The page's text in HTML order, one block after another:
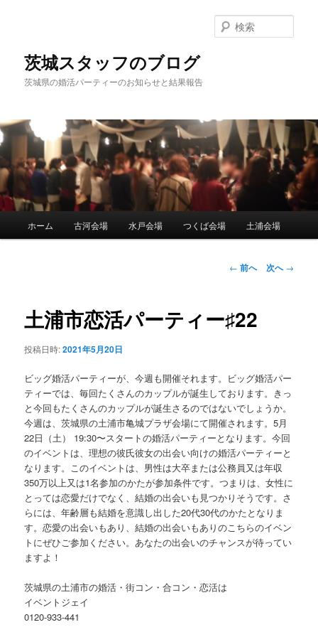
茨城スタッフのブログ
茨城県の婚活パーティーのお知らせと結果報告
索
メ
コ
ン
テ
ン
ツ
へ
移
動
ホーム 古河会場 水戸会場 つくば会場 土浦会場
投
ビ
ゲ
ン
← 前へ 次へ→
土浦市恋活パーティー♯22
投稿日時:2021年5月20日
ビッグ婚活パーティーが、今週も開催それます。ビッグ婚活パー
ティーでは、毎回たくさんのカップルが誕生しております。きっ
と今回もたくさんのカップルが誕生さるのではないでしょうか。
今週は、茨城県の土浦市亀城プラザ会場にて開催されます。5月
22日（土） 19:30〜スタートの婚活パーティーとなります。今回
のイベントは、理想の彼氏彼女の出会い向けの婚活パーティーと
なります。このイベントは、男性は大卒または公務員又は年収
350万以上又は1名参加のかたが参加条件です。つまりは、女性に
とっては恋愛だけでなく、結婚の出会いも見つかりそうです。さ
らには、年齢層も結婚を意識し出した20代30代のかたとなりま
す。恋愛の出会いもあり、結婚の出会いもありのこちらのイベン
トにぜひご参加ください。あなたの出会いのチャンスが待ってい
ますよ！
茨城県の土浦市の婚活・街コン・合コン・恋活は
イベントジェイ
0120-933-441